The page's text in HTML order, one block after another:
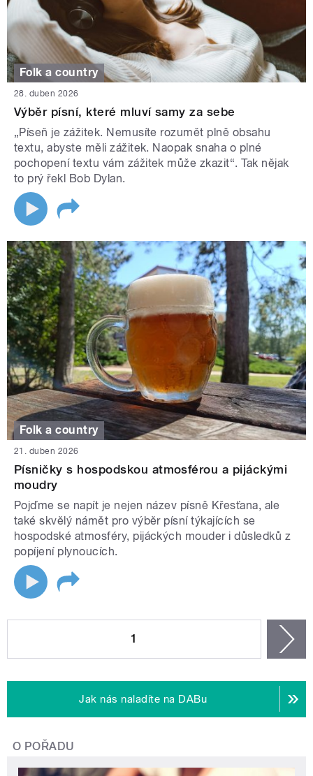
Folk a country
28. duben 2026
Výběr písní, které mluví samy za sebe
„Píseň je zážitek. Nemusíte rozumět plně obsahu
textu, abyste měli zážitek. Naopak snaha o plné
pochopení textu vám zážitek může zkazit“. Tak nějak
to prý řekl Bob Dylan.
Folk a country
21. duben 2026
Písničky s hospodskou atmosférou a pijáckými
moudry
Pojďme se napít je nejen název písně Křesťana, ale
také skvělý námět pro výběr písní týkajících se
hospodské atmosféry, pijáckých mouder i důsledků z
popíjení plynoucích.
1
Jak nás naladíte na DABu
O POŘADU